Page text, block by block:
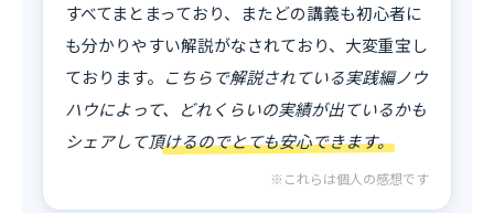
すべてまとまっており、またどの講義も初心者に
も分かりやすい解説がなされており、大変重宝し
ております。 こちらで解説されている実践編ノウ
ハウによって、どれくらいの実績が出ているかも
シェアして頂けるのでとても安心できます。
※これらは個人の感想です